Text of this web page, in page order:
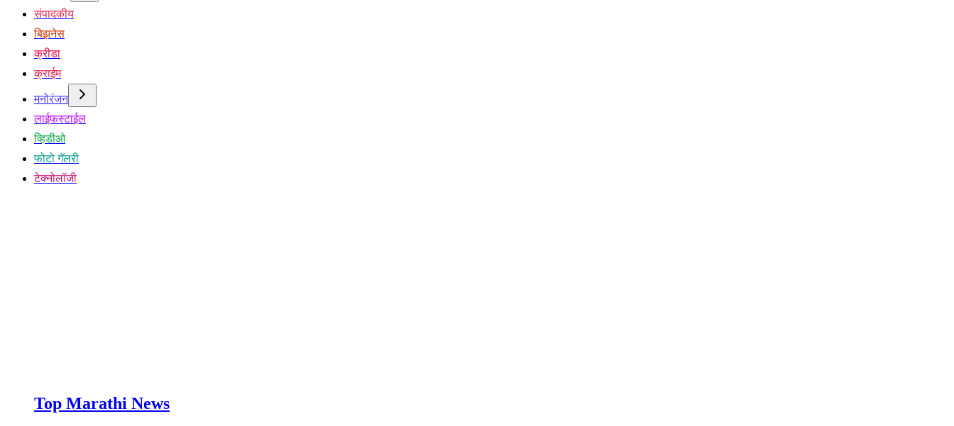
संपादकीय
बिझनेस
क्रीडा
क्राईम
मनोरंजन
लाईफस्टाईल
व्हिडीओ
फोटो गॅलरी
टेक्नोलॉजी
Top Marathi News